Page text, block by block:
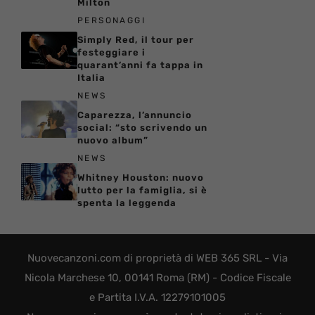
Milton
PERSONAGGI
Simply Red, il tour per
festeggiare i
quarant’anni fa tappa in
Italia
NEWS
Caparezza, l’annuncio
social: “sto scrivendo un
nuovo album”
NEWS
Whitney Houston: nuovo
lutto per la famiglia, si è
spenta la leggenda
Nuovecanzoni.com di proprietà di WEB 365 SRL - Via
Nicola Marchese 10, 00141 Roma (RM) - Codice Fiscale
e Partita I.V.A. 12279101005